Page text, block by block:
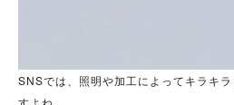
SNSでは、照明や加工によってキラキ
すよね。